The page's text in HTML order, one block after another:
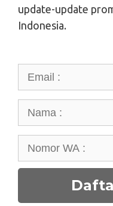
update-update
Indonesia.